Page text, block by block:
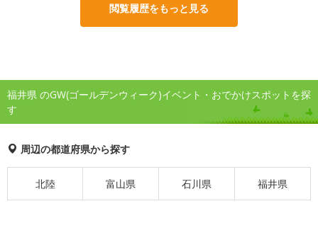
閲覧履歴をもっと見る
福井県 のGW(ゴールデンウィーク)イベント・おでかけスポットを探
す
周辺の都道府県から探す
北陸 富山県 石川県 福井県